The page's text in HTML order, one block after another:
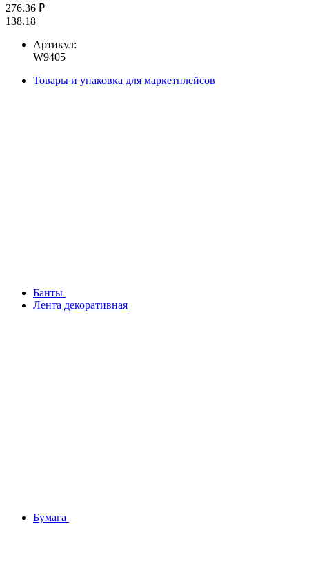
276.36 ₽
138.18
Артикул:
W9405
Товары и упаковка для маркетплейсов
Банты
Лента декоративная
Бумага